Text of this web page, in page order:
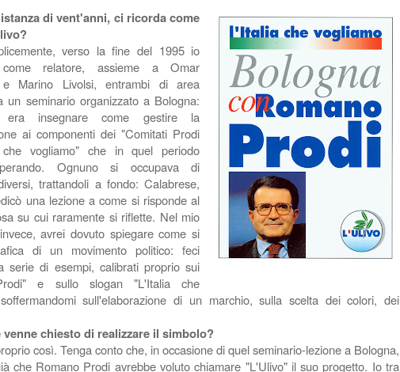
di vent'anni, ci ricorda come
verso la fine del 1995 io
come relatore, assieme a Omar
e Marino Livolsi, entrambi di area
un seminario organizzato a Bologna:
era insegnarecome gestire la
ai componenti dei "Comitati Prodi
vogliamo" che in quel periodo
Ognuno si occupava di
trattandoli a fondo: Calabrese,
una lezione a come si risponde al
su cui raramente si riflette. Nel mio
avrei dovuto spiegare come si
di un movimento politico: feci
serie di esempi, calibrati proprio sui
e sullo slogan "L'Italia che
sull'elaborazione di un marchio, sulla scelta dei colori, dei
venne chiesto di realizzare il simbolo?
così. Tenga conto che, in occasione di quel seminario-lezione a Bologna,
che Romano Prodi avrebbe voluto chiamare "L'Ulivo" il suo progetto. Io tra